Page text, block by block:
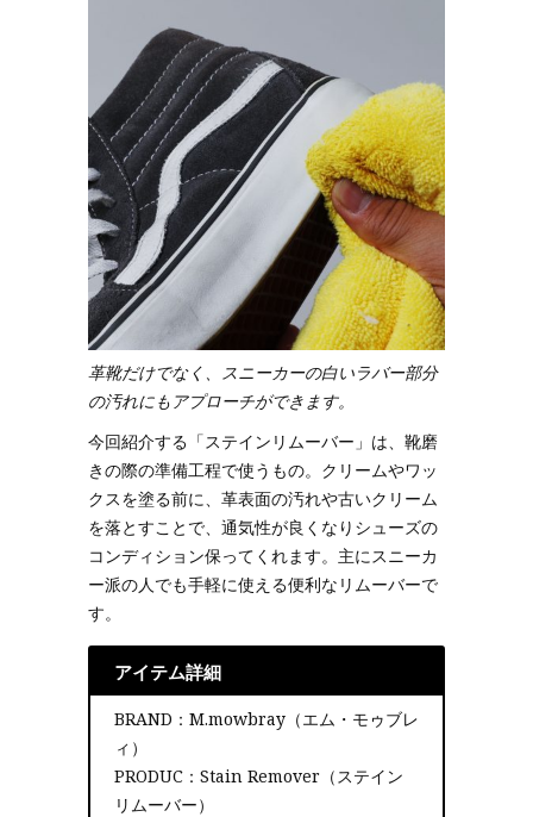
革靴だけでなく、スニーカーの白いラバー部分
の汚れにもアプローチができます。
今回紹介する「ステインリムーバー」は、靴磨
きの際の準備工程で使うもの。クリームやワッ
クスを塗る前に、革表面の汚れや古いクリーム
を落とすことで、通気性が良くなりシューズの
コンディション保ってくれます。主にスニーカ
ー派の人でも手軽に使える便利なリムーバーで
す。
アイテム詳細
BRAND：M.mowbray（エム・モゥブレ
ィ）
PRODUC：Stain Remover（ステイン
リムーバー）